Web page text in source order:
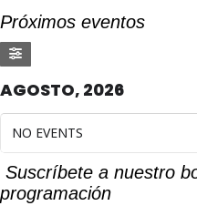
Próximos eventos
AGOSTO, 2026
NO EVENTS
Suscríbete a nuestro
programación